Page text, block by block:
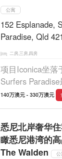
公寓
152 Esplanade,
Paradise, Qld
二房,三房,四房
项目Iconica坐落
Surfers
位置，Iconica
Paradise 将世界
为一体，打造黄
高端住宅标杆。
140万澳元 - 330万澳元
悉尼北岸奢华
瞰悉尼港湾的
The Walden